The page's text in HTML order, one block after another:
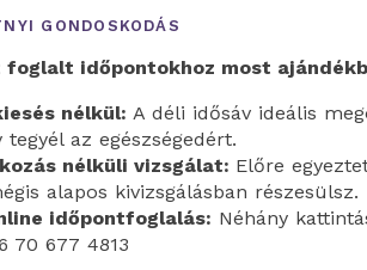
GONDOSKODÁS
foglalt időpontokhoz most
nélkül: A déli idősáv ideális
tegyél az egészségedért.
nélküli vizsgálat: Előre
alapos kivizsgálásban részesülsz.
időpontfoglalás: Néhány
70 677 4813